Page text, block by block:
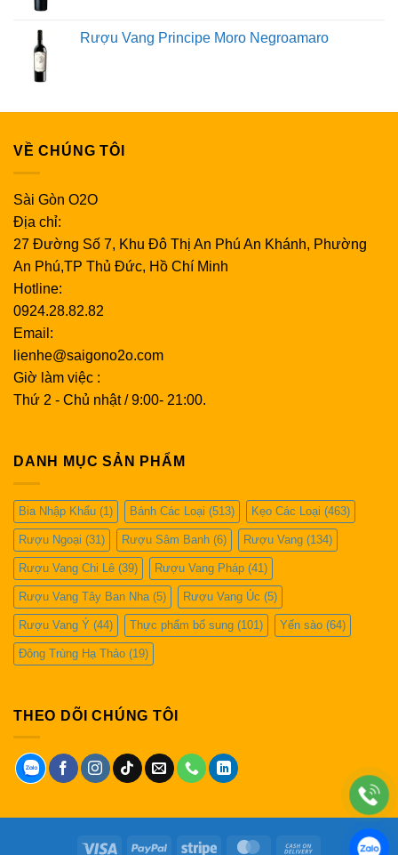
Rượu Vang Principe Moro Negroamaro
VỀ CHÚNG TÔI
Sài Gòn O2O
Địa chỉ:
27 Đường Số 7, Khu Đô Thị An Phú An Khánh, Phường
An Phú,TP Thủ Đức, Hồ Chí Minh
Hotline:
0924.28.82.82
Email:
lienhe@saigono2o.com
Giờ làm việc :
Thứ 2 - Chủ nhật / 9:00- 21:00.
DANH MỤC SẢN PHẨM
Bia Nhập Khẩu (1) Bánh Các Loại (513) Kẹo Các Loại (463)
Rượu Ngoại (31) Rượu Sâm Banh (6) Rượu Vang (134)
Rượu Vang Chi Lê (39) Rượu Vang Pháp (41)
Rượu Vang Tây Ban Nha (5) Rượu Vang Úc (5)
Rượu Vang Ý (44) Thực phẩm bổ sung (101) Yến sào (64)
Đông Trùng Hạ Thảo (19)
THEO DÕI CHÚNG TÔI
Visa PayPal Stripe MasterCard